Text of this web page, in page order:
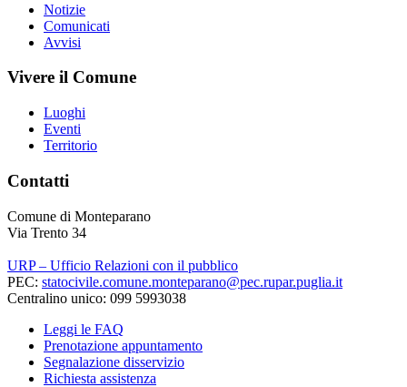
Notizie
Comunicati
Avvisi
Vivere il Comune
Luoghi
Eventi
Territorio
Contatti
Comune di Monteparano
Via Trento 34
URP – Ufficio Relazioni con il pubblico
PEC: statocivile.comune.monteparano@pec.rupar.puglia.it
Centralino unico: 099 5993038
Leggi le FAQ
Prenotazione appuntamento
Segnalazione disservizio
Richiesta assistenza